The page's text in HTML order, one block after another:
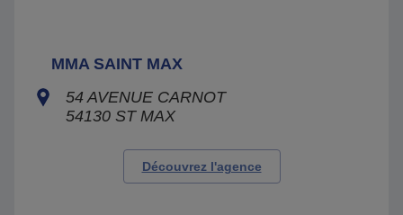
MMA SAINT MAX
54 AVENUE CARNOT
54130 ST MAX
Découvrez l'agence